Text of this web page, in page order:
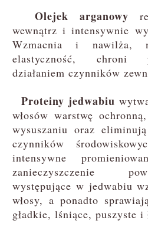
Olejek arganowy
wewnątrz i intensywnie
Wzmacnia i nawilża,
elastyczność, chroni
działaniem czynników
Proteiny jedwabiu
włosów warstwę
wysuszaniu oraz
czynników
intensywne
zanieczyszczenie
występujące w jedwabiu
włosy, a ponadto
gładkie, lśniące, puszyste i